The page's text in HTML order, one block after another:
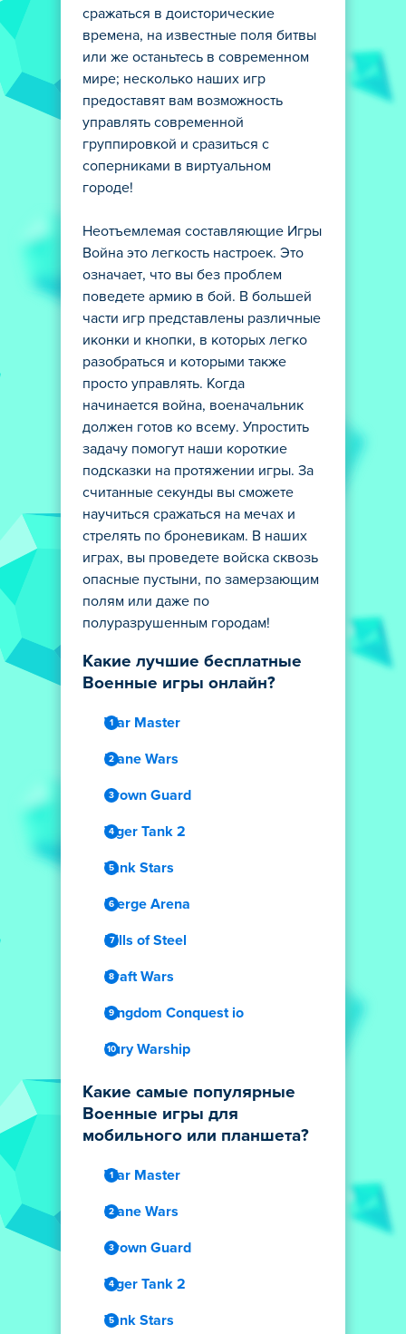
сражаться в доисторические
времена, на известные поля битвы
или же останьтесь в современном
мире; несколько наших игр
предоставят вам возможность
управлять современной
группировкой и сразиться с
соперниками в виртуальном
городе!
Неотъемлемая составляющие Игры
Война это легкость настроек. Это
означает, что вы без проблем
поведете армию в бой. В большей
части игр представлены различные
иконки и кнопки, в которых легко
разобраться и которыми также
просто управлять. Когда
начинается война, военачальник
должен готов ко всему. Упростить
задачу помогут наши короткие
подсказки на протяжении игры. За
считанные секунды вы сможете
научиться сражаться на мечах и
стрелять по броневикам. В наших
играх, вы проведете войска сквозь
опасные пустыни, по замерзающим
полям или даже по
полуразрушенным городам!
Какие лучшие бесплатные
Военные игры онлайн?
War Master
Plane Wars
Crown Guard
Tiger Tank 2
Tank Stars
Merge Arena
Hills of Steel
Draft Wars
Kingdom Conquest io
Fury Warship
Какие самые популярные
Военные игры для
мобильного или планшета?
War Master
Plane Wars
Crown Guard
Tiger Tank 2
Tank Stars